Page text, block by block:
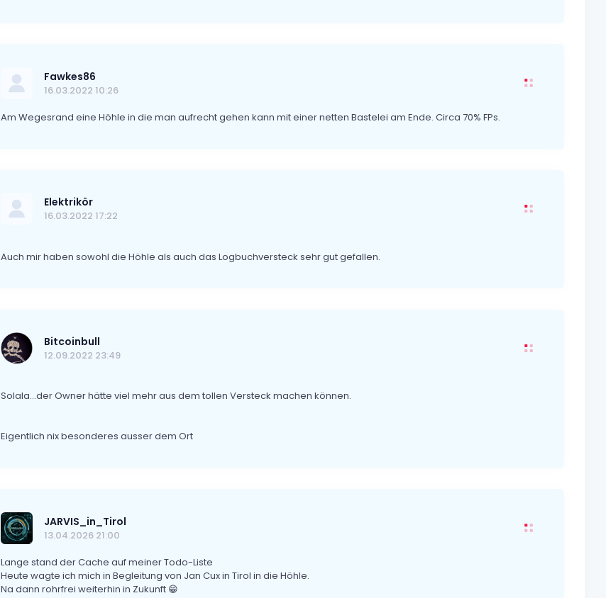
Fawkes86
16.03.2022 10:26
Am Wegesrand eine Höhle in die man aufrecht gehen kann mit einer netten Bastelei am Ende. Circa 70% FPs.
Elektrikör
16.03.2022 17:22
Auch mir haben sowohl die Höhle als auch das Logbuchversteck sehr gut gefallen.
Bitcoinbull
12.09.2022 23:49
Solala...der Owner hätte viel mehr aus dem tollen Versteck machen können.
Eigentlich nix besonderes ausser dem Ort
JARVIS_in_Tirol
13.04.2026 21:00
Lange stand der Cache auf meiner Todo-Liste
Heute wagte ich mich in Begleitung von Jan Cux in Tirol in die Höhle.
Na dann rohrfrei weiterhin in Zukunft 😁